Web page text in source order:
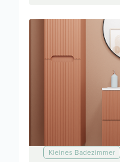
Kleines Badezimmer